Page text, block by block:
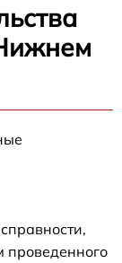
проведенного